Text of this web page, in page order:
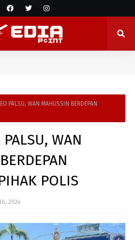
PALSU, WAN MAHUSSIN BERDEPAN
WAN
POLIS
2024